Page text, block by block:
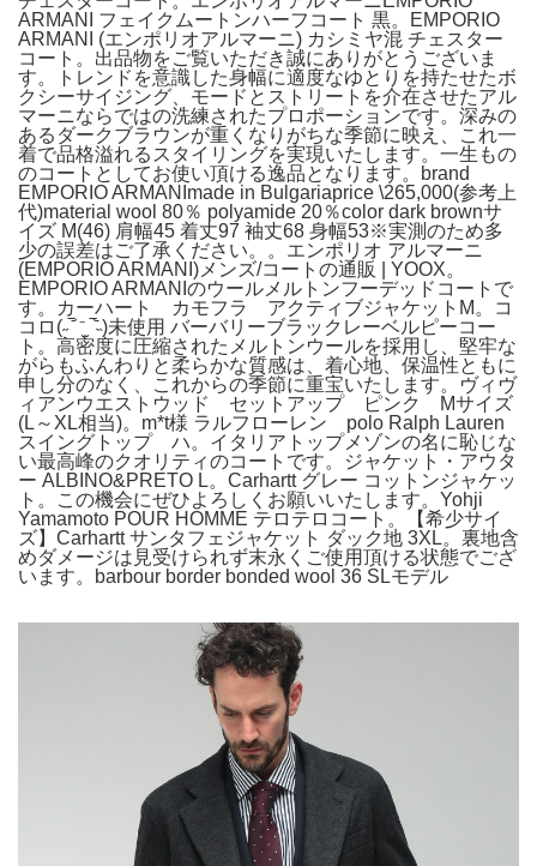
ARMANI フェイクムートンハーフコート 黒。EMPORIO
ARMANI (エンポリオアルマーニ) カシミヤ混 チェスター
コート。出品物をご覧いただき誠にありがとうございま
す。トレンドを意識した身幅に適度なゆとりを持たせたボ
クシーサイジング、モードとストリートを介在させたアル
マーニならではの洗練されたプロポーションです。深みの
あるダークブラウンが重くなりがちな季節に映え、これ一
着で品格溢れるスタイリングを実現いたします。一生もの
のコートとしてお使い頂ける逸品となります。brand
EMPORIO ARMANImade in Bulgariaprice \265,000(参考上
代)material wool 80％ polyamide 20％color dark brownサ
イズ M(46) 肩幅45 着丈97 袖丈68 身幅53※実測のため多
少の誤差はご了承ください。。エンポリオ アルマーニ
(EMPORIO ARMANI)メンズ/コートの通販 | YOOX。
EMPORIO ARMANIのウールメルトンフーデッドコートで
す。カーハート カモフラ アクティブジャケットM。コ
コロ(˶‾᷄ ⁻̫ ‾᷅˵)未使用 バーバリーブラックレーベルピーコー
ト。高密度に圧縮されたメルトンウールを採用し、堅牢な
がらもふんわりと柔らかな質感は、着心地、保温性ともに
申し分のなく、これからの季節に重宝いたします。ヴィヴ
ィアンウエストウッド セットアップ ピンク Mサイズ
(L～XL相当)。m*t様 ラルフローレン polo Ralph Lauren
スイングトップ ハ。イタリアトップメゾンの名に恥じな
い最高峰のクオリティのコートです。ジャケット・アウタ
ー ALBINO&PRETO L。Carhartt グレー コットンジャケッ
ト。この機会にぜひよろしくお願いいたします。Yohji
Yamamoto POUR HOMME テロテロコート。【希少サイ
ズ】Carhartt サンタフェジャケット ダック地 3XL。裏地含
めダメージは見受けられず末永くご使用頂ける状態でござ
います。barbour border bonded wool 36 SLモデル